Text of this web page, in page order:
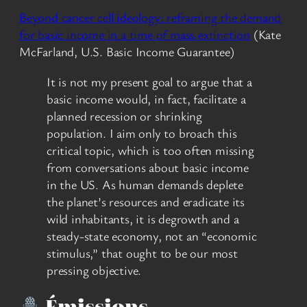
Beyond cancer cell ideology: reframing the demand
for basic income in a time of mass extinction (Kate
McFarland, U.S. Basic Income Guarantee)
It is not my present goal to argue that a
basic income would, in fact, facilitate a
planned recession or shrinking
population. I aim only to broach this
critical topic, which is too often missing
from conversations about basic income
in the US. As human demands deplete
the planet’s resources and eradicate its
wild inhabitants, it is degrowth and a
steady-state economy, not an “economic
stimulus,” that ought to be our most
pressing objective.